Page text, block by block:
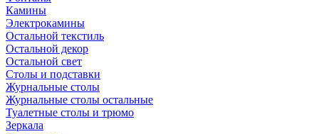
Камины
Электрокамины
Остальной текстиль
Остальной декор
Остальной свет
Столы и подставки
Журнальные столы
Журнальные столы остальные
Туалетные столы и трюмо
Зеркала